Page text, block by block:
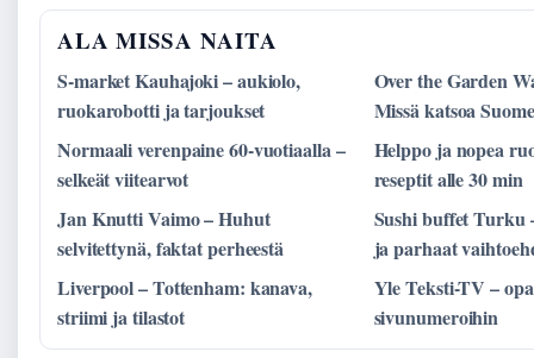
ALA MISSA NAITA
S-market Kauhajoki – aukiolo,
ruokarobotti ja tarjoukset
Over the Garden
Missä katsoa
Normaali verenpaine 60-vuotiaalla –
selkeät viitearvot
Helppo ja nopea
reseptit alle 30 min
Jan Knutti Vaimo – Huhut
selvitettynä, faktat perheestä
Sushi buffet Turku
ja parhaat
Liverpool – Tottenham: kanava,
striimi ja tilastot
Yle Teksti-TV –
sivunumeroihin